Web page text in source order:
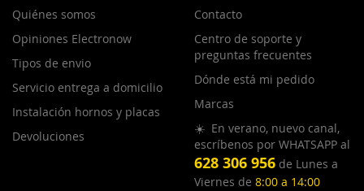
Quiénes somos
Opiniones Electronow
Tipos de envio
Servicio entrega a domicilio
Instalación hornos y placas
Devoluciones
Contacto
Centro de soporte y
preguntas frecuentes
Dónde está mi pedido
Marcas
☀️ En verano, nuevo canal,
escríbenos por WHATSAPP al
628 306 956 de Lunes a
Viernes de 8:00 a 14:00